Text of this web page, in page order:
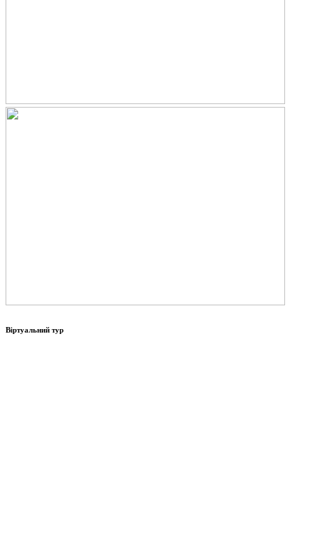
Віртуальний тур